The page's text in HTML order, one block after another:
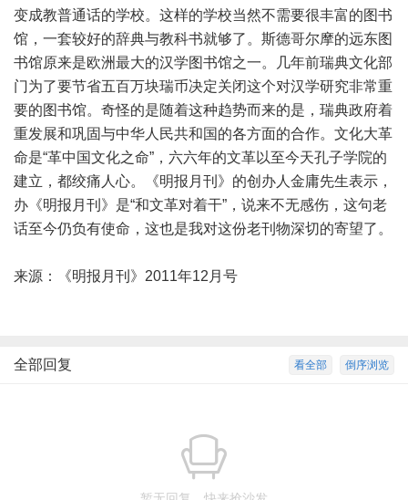
变成教普通话的学校。这样的学校当然不需要很丰富的图书
馆，一套较好的辞典与教科书就够了。斯德哥尔摩的远东图
书馆原来是欧洲最大的汉学图书馆之一。几年前瑞典文化部
门为了要节省五百万块瑞币决定关闭这个对汉学研究非常重
要的图书馆。奇怪的是随着这种趋势而来的是，瑞典政府着
重发展和巩固与中华人民共和国的各方面的合作。文化大革
命是“革中国文化之命”，六六年的文革以至今天孔子学院的
建立，都绞痛人心。《明报月刊》的创办人金庸先生表示，
办《明报月刊》是“和文革对着干”，说来不无感伤，这句老
话至今仍负有使命，这也是我对这份老刊物深切的寄望了。
来源：《明报月刊》2011年12月号
倒序浏览
看全部
全部回复